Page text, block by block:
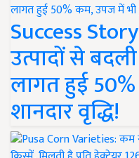
Success
उत्पादों से
लागत हुई
शानदार वृद्धि!